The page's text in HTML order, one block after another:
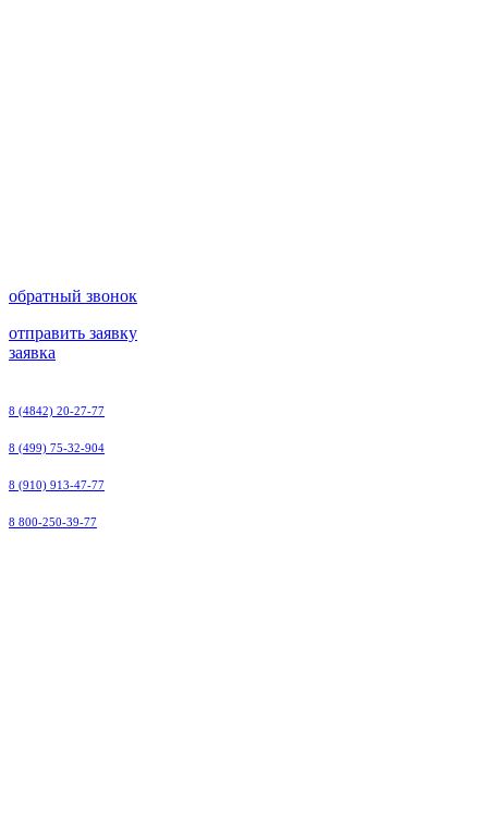
обратный звонок
отправить заявку
заявка
8 (4842) 20-27-77
8 (499) 75-32-904
8 (910) 913-47-77
8 800-250-39-77